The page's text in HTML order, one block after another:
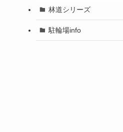
林道シリーズ
駐輪場info